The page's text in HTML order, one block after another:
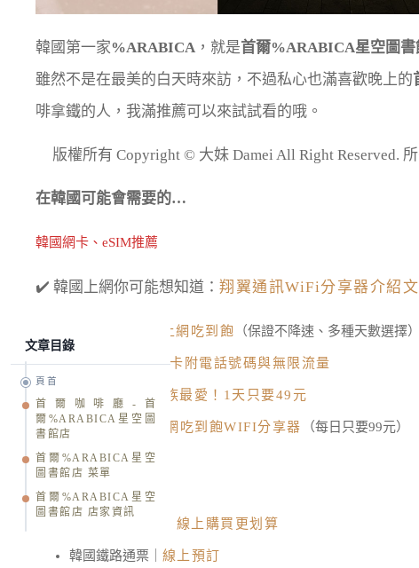
韓國第一家%ARABICA ，就是首爾%ARABICA星空圖書
雖然不是在最美的白天時來訪，不過私心也滿喜歡晚上的
啡拿鐵的人，我滿推薦可以來試試看的哦。
版權所有 Copyright © 大妹 Damei All Right Reserved.
在韓國可能會需要的…
韓國網卡、eSIM推薦
✔️ 韓國上網你可能想知道： 翔翼通訊WiFi分享器介紹文
4G上網吃到飽 （保證不降速、多種天數選擇）
韓國網卡｜4G網卡附電話號碼與無限流量
韓國網卡｜ 小資族最愛！1天只要49元
韓國WIFI機｜上網吃到飽WIFI分享器 （每日只要99元）
韓國交通票券
線上購買更划算
韓國鐵路通票｜ 線上預訂
文章目錄
頁首
首爾咖啡廳-首
爾%ARABICA星空圖
書館店
首爾%ARABICA星空
圖書館店 菜單
首爾%ARABICA星空
圖書館店 店家資訊